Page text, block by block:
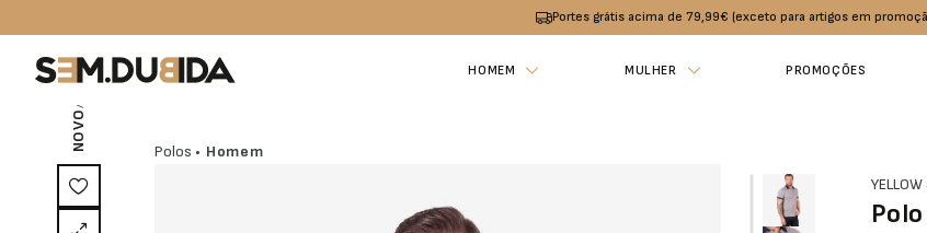
Portes grátis acima de 79,99€ (exceto para artigos em
HOMEM MULHER PROMOÇÕES
NOVO
/ EXCLUSIVO ON-LINE
Polos • Homem
YELLOW